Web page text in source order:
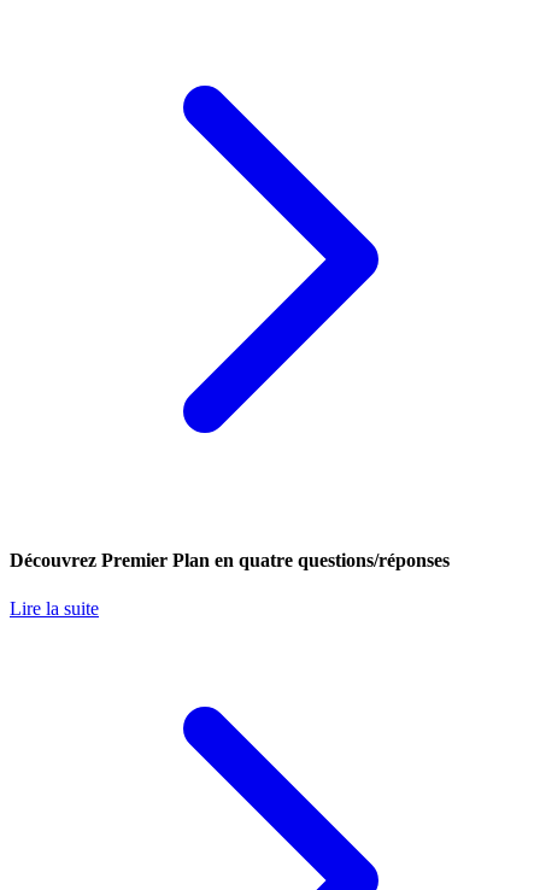
Découvrez Premier Plan en quatre questions/réponses
Lire la suite